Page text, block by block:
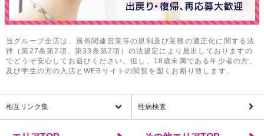
当グループ全店は、風俗関連営業等の規制及び業務の適正化に関する法
律（第27条第2項、第33条第2項）の法規定により届出しておりますの
でどうぞ安心してお遊びください。但し、18歳未満である年少者の方、
及び学生の方の入店とWEBサイトの閲覧を固くお断り致します。
相互リンク集 性病検査